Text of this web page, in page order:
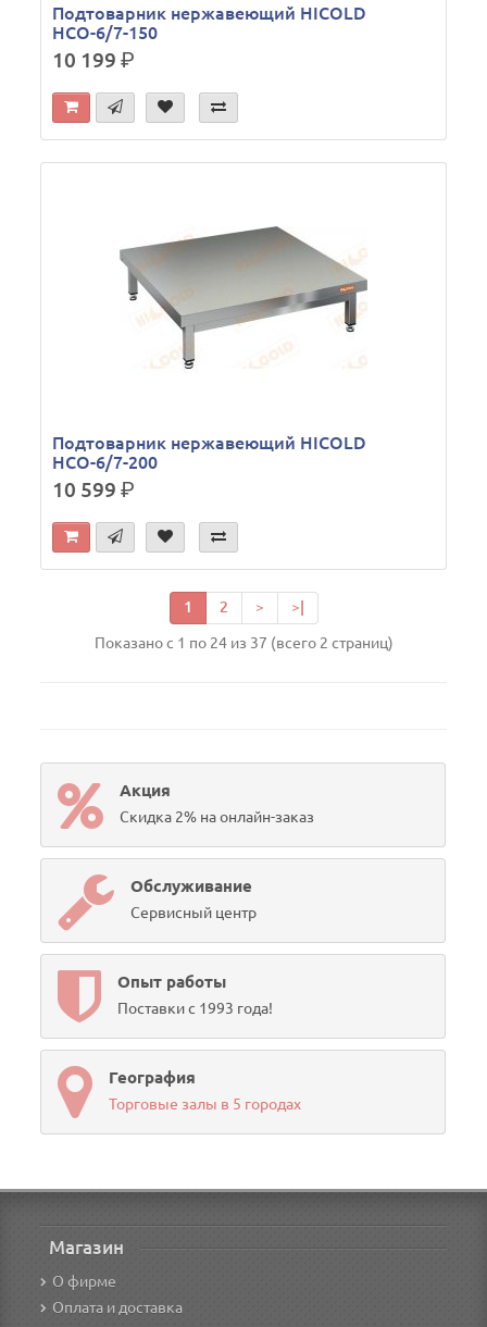
Подтоварник нержавеющий HICOLD
НСО-6/7-150
10 199р.
Подтоварник нержавеющий HICOLD
НСО-6/7-200
10 599р.
1 2 > >|
Показано с 1 по 24 из 37 (всего 2 страниц)
Акция
Скидка 2% на онлайн-заказ
Обслуживание
Сервисный центр
Опыт работы
Поставки с 1993 года!
География
Торговые залы в 5 городах
Магазин
О фирме
Оплата и доставка